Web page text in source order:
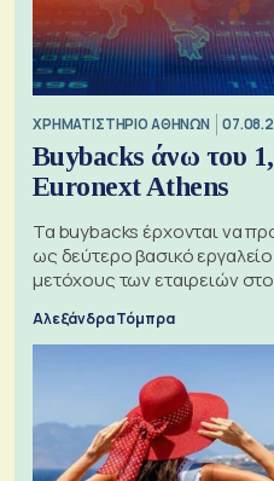
XΡΗΜΑΤΙΣΤΗΡΙΟ ΑΘΗΝΩΝ
Buybacks άνω του
Euronext Athens
Τα buybacks έρχονται να
ως δεύτερο βασικό
μετόχους των εταιρειών
Αλεξάνδρα Τόμπρα